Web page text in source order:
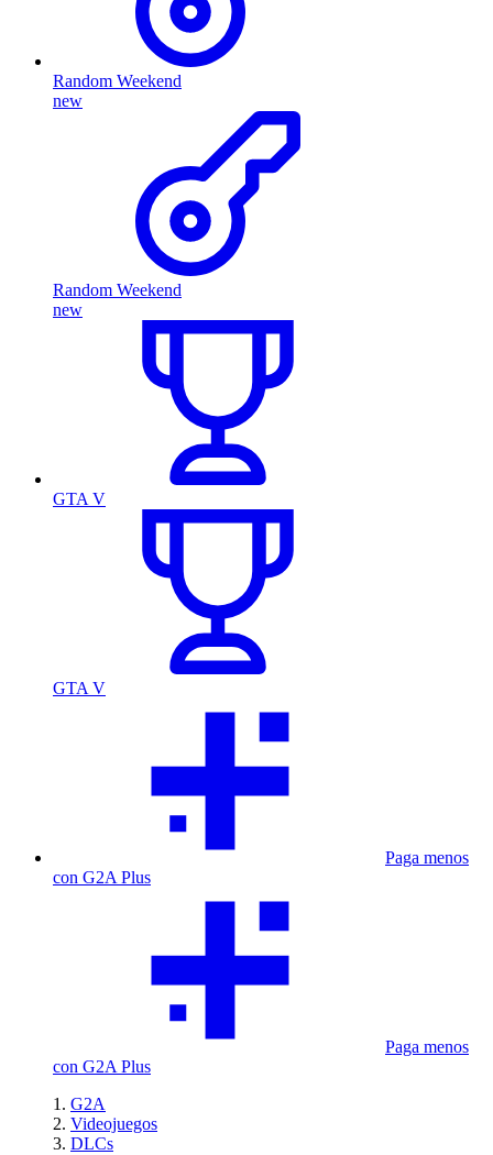
Random Weekend
new
Random Weekend
new
GTA V
GTA V
Paga menos
con G2A Plus
Paga menos
con G2A Plus
G2A
Videojuegos
DLCs